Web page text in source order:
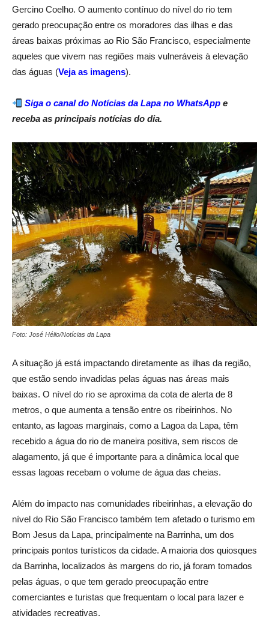
Gercino Coelho. O aumento contínuo do nível do rio tem
gerado preocupação entre os moradores das ilhas e das
áreas baixas próximas ao Rio São Francisco, especialmente
aqueles que vivem nas regiões mais vulneráveis à elevação
das águas (Veja as imagens).
Siga o canal do Notícias da Lapa no WhatsApp e
receba as principais notícias do dia.
Foto: José Hélio/Notícias da Lapa
A situação já está impactando diretamente as ilhas da região,
que estão sendo invadidas pelas águas nas áreas mais
baixas. O nível do rio se aproxima da cota de alerta de 8
metros, o que aumenta a tensão entre os ribeirinhos. No
entanto, as lagoas marginais, como a Lagoa da Lapa, têm
recebido a água do rio de maneira positiva, sem riscos de
alagamento, já que é importante para a dinâmica local que
essas lagoas recebam o volume de água das cheias.
Além do impacto nas comunidades ribeirinhas, a elevação do
nível do Rio São Francisco também tem afetado o turismo em
Bom Jesus da Lapa, principalmente na Barrinha, um dos
principais pontos turísticos da cidade. A maioria dos quiosques
da Barrinha, localizados às margens do rio, já foram tomados
pelas águas, o que tem gerado preocupação entre
comerciantes e turistas que frequentam o local para lazer e
atividades recreativas.